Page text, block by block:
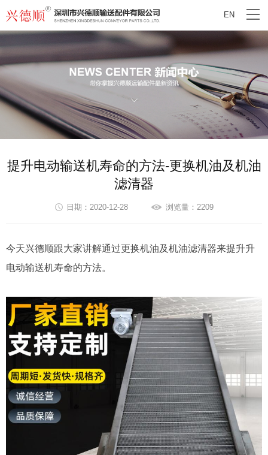
EN
提升电动输送机寿命的方法-更换机油及机油
滤清器
日期：2020-12-28 浏览量：2209
今天兴德顺跟大家讲解通过更换机油及机油滤清器来提升升
电动输送机寿命的方法。